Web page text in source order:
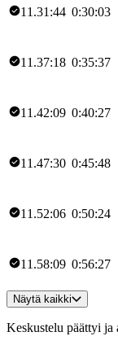
11.31:44 0:30:03
11.37:18 0:35:37
11.42:09 0:40:27
11.47:30 0:45:48
11.52:06 0:50:24
11.58:09 0:56:27
Näytä kaikki
Keskustelu päättyi ja